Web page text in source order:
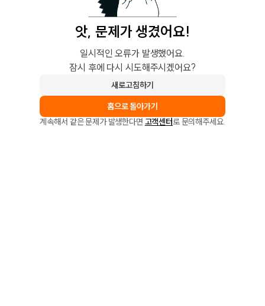
앗, 문제가 생겼어요!
일시적인 오류가 발생했어요.
잠시 후에 다시 시도해주시겠어요?
새로고침하기
홈으로 돌아가기
계속해서 같은 문제가 발생한다면 고객센터로 문의해주세요.